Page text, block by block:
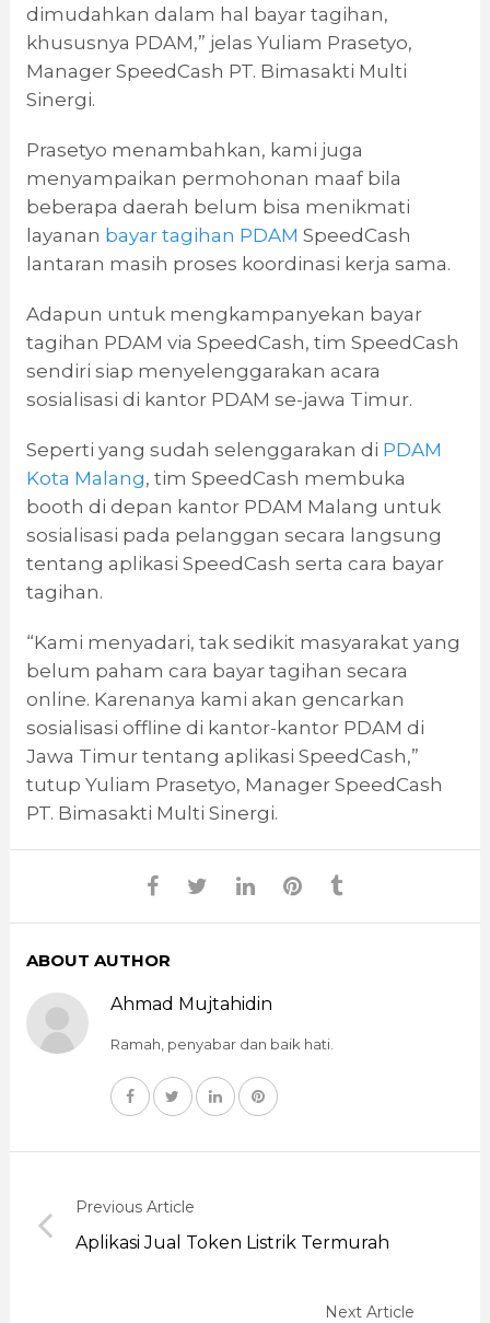
dimudahkan dalam hal bayar tagihan,
khususnya PDAM,” jelas Yuliam Prasetyo,
Manager SpeedCash PT. Bimasakti Multi
Sinergi.
Prasetyo menambahkan, kami juga
menyampaikan permohonan maaf bila
beberapa daerah belum bisa menikmati
layanan bayar tagihan PDAM SpeedCash
lantaran masih proses koordinasi kerja sama.
Adapun untuk mengkampanyekan bayar
tagihan PDAM via SpeedCash, tim SpeedCash
sendiri siap menyelenggarakan acara
sosialisasi di kantor PDAM se-jawa Timur.
Seperti yang sudah selenggarakan di PDAM
Kota Malang, tim SpeedCash membuka
booth di depan kantor PDAM Malang untuk
sosialisasi pada pelanggan secara langsung
tentang aplikasi SpeedCash serta cara bayar
tagihan.
“Kami menyadari, tak sedikit masyarakat yang
belum paham cara bayar tagihan secara
online. Karenanya kami akan gencarkan
sosialisasi offline di kantor-kantor PDAM di
Jawa Timur tentang aplikasi SpeedCash,”
tutup Yuliam Prasetyo, Manager SpeedCash
PT. Bimasakti Multi Sinergi.
ABOUT AUTHOR
Ahmad Mujtahidin
Ramah, penyabar dan baik hati.
Previous Article
Aplikasi Jual Token Listrik Termurah
Next Article